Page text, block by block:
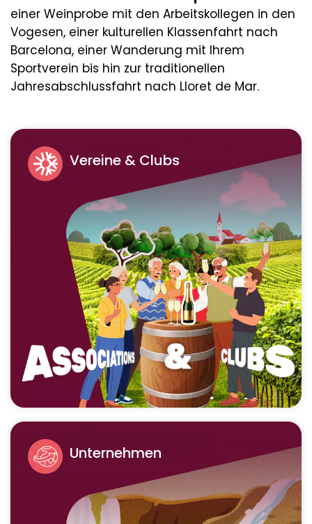
einer Weinprobe mit den Arbeitskollegen in den
Vogesen, einer kulturellen Klassenfahrt nach
Barcelona, einer Wanderung mit Ihrem
Sportverein bis hin zur traditionellen
Jahresabschlussfahrt nach Lloret de Mar.
Vereine & Clubs
Unternehmen